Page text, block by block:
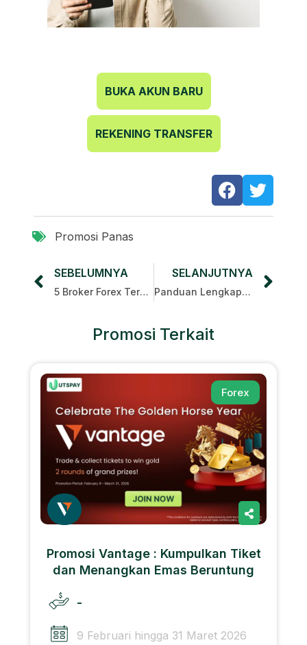
BUKA AKUN BARU
REKENING TRANSFER
Promosi Panas
SEBELUMNYA
5 Broker Forex Teratas di Filipina
SELANJUTNYA
Panduan Lengkap tentang Forex India dan Cara Memulai Perdagangan Forex
Promosi Terkait
Forex
Promosi Vantage : Kumpulkan Tiket
dan Menangkan Emas Beruntung
-
9 Februari hingga 31 Maret 2026